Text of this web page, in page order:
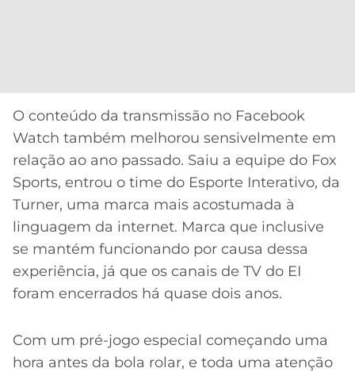
ATLÉTICO
MG
CRUZEIRO
O conteúdo da transmissão no Facebook
Watch também melhorou sensivelmente em
relação ao ano passado. Saiu a equipe do Fox
Sports, entrou o time do Esporte Interativo, da
Turner, uma marca mais acostumada à
linguagem da internet. Marca que inclusive
se mantém funcionando por causa dessa
experiência, já que os canais de TV do EI
foram encerrados há quase dois anos.
Com um pré-jogo especial começando uma
hora antes da bola rolar, e toda uma atenção